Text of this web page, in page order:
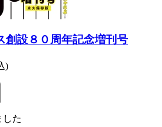
創設８０周年記念増刊号
)
した